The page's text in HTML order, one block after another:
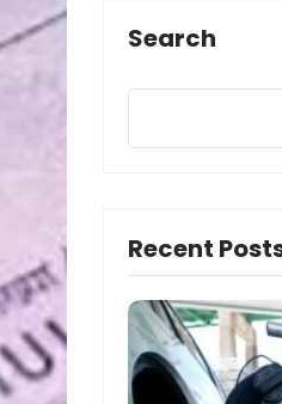
Search
Recent